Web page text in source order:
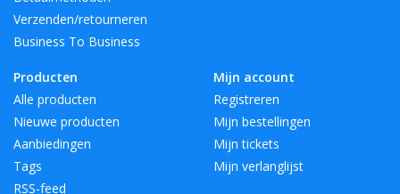
Verzenden/retourneren
Business To Business
Producten
Alle producten
Nieuwe producten
Aanbiedingen
Tags
RSS-feed
Mijn account
Registreren
Mijn bestellingen
Mijn tickets
Mijn verlanglijst